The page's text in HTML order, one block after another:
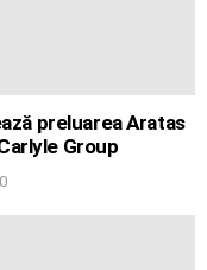
preluarea Aratas
Group